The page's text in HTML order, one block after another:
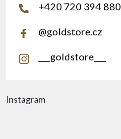
Instagram
+420 720 394 880
@goldstore.cz
___goldstore___